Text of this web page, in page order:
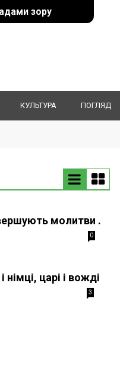
зору
КУЛЬТУРА ПОГЛЯД
молитви .
0
німці, царі і вожді
3